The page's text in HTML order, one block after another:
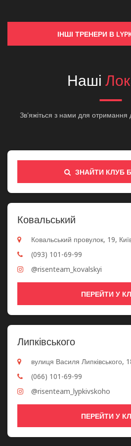
ІНШІ ТРЕНЕРИ В
Наші
Зв'яжіться з нами для отримання
ЗНАЙТИ КЛУБ
Ковальський
Ковальський провулок, 19,
(093) 101-69-99
@risenteam_kovalskyi
ПЕРЕЙТИ У
Липківського
вулиця Василя Липківського,
(066) 101-69-99
@risenteam_lypkivskoho
ПЕРЕЙТИ У